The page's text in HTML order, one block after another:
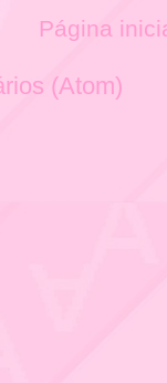
Página
(Atom)